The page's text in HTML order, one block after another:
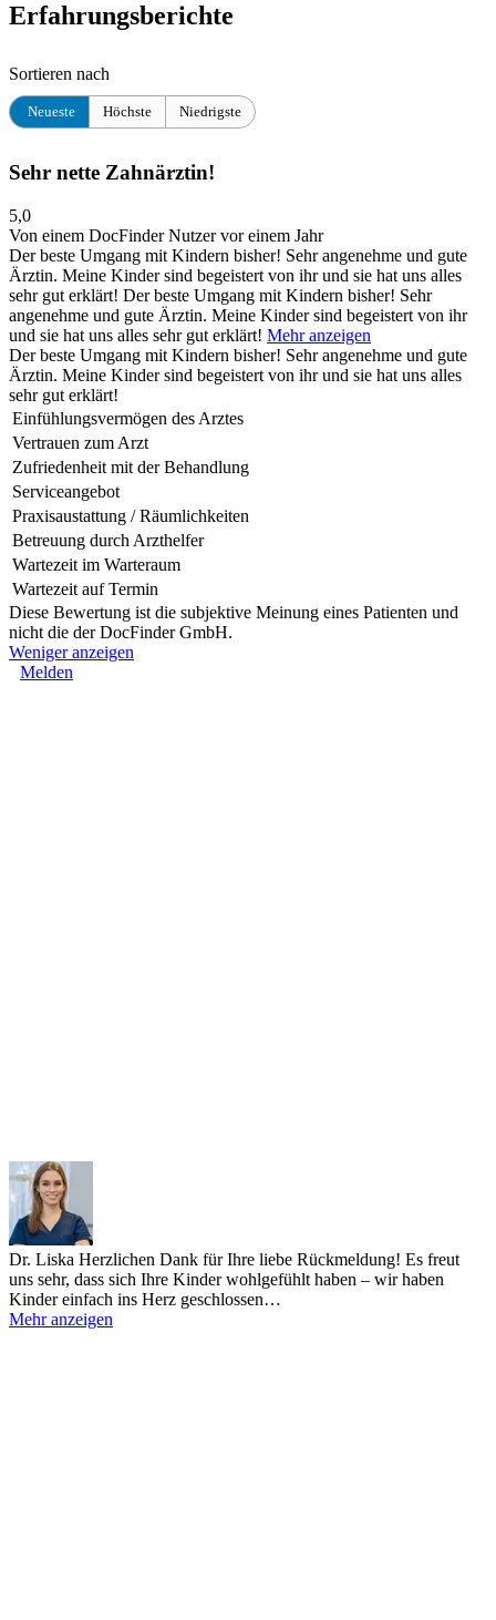
Erfahrungsberichte
Sortieren nach
Neueste Höchste Niedrigste
Sehr nette Zahnärztin!
5,0
Von einem DocFinder Nutzervor einem Jahr
Der beste Umgang mit Kindern bisher! Sehr angenehme und gute
Ärztin. Meine Kinder sind begeistert von ihr und sie hat uns alles
sehr gut erklärt! Der beste Umgang mit Kindern bisher! Sehr
angenehme und gute Ärztin. Meine Kinder sind begeistert von ihr
und sie hat uns alles sehr gut erklärt! Mehr anzeigen
Der beste Umgang mit Kindern bisher! Sehr angenehme und gute
Ärztin. Meine Kinder sind begeistert von ihr und sie hat uns alles
sehr gut erklärt!
Einfühlungsvermögen des Arztes
Vertrauen zum Arzt
Zufriedenheit mit der Behandlung
Serviceangebot
Praxisaustattung / Räumlichkeiten
Betreuung durch Arzthelfer
Wartezeit im Warteraum
Wartezeit auf Termin
Diese Bewertung ist die subjektive Meinung eines Patienten und
nicht die der DocFinder GmbH.
Weniger anzeigen
Melden
Dr. Liska Herzlichen Dank für Ihre liebe Rückmeldung! Es freut
uns sehr, dass sich Ihre Kinder wohlgefühlt haben – wir haben
Kinder einfach ins Herz geschlossen…
Mehr anzeigen